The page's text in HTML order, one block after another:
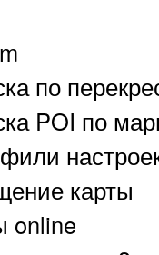
по
POI по
карты
online